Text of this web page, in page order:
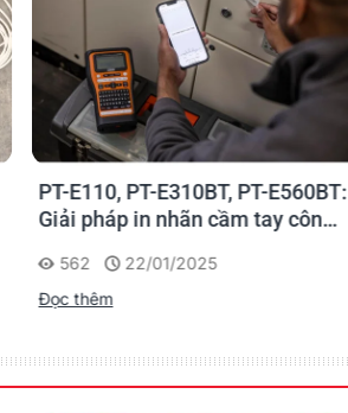
PT-E110, PT-E310BT, PT-E560BT:
Giải pháp in nhãn cầm tay công
562
22/01/2025
Đọc thêm